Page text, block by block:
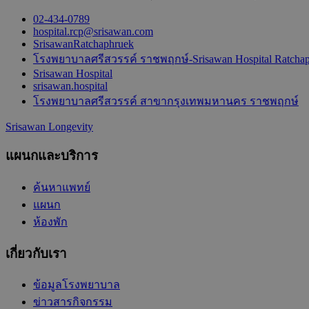
02-434-0789
hospital.rcp@srisawan.com
SrisawanRatchaphruek
โรงพยาบาลศรีสวรรค์ ราชพฤกษ์-Srisawan Hospital
Srisawan Hospital
srisawan.hospital
โรงพยาบาลศรีสวรรค์ สาขากรุงเทพมหานคร ราชพฤกษ์
Srisawan Longevity
แผนกและบริการ
ค้นหาแพทย์
แผนก
ห้องพัก
เกี่ยวกับเรา
ข้อมูลโรงพยาบาล
ข่าวสารกิจกรรม